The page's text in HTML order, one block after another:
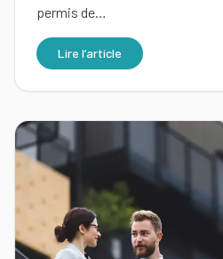
réunion
d'info
Nos
Tous
nos
conseils
tous
nos
Devenir
mandataire
permis de…
Lire l’article